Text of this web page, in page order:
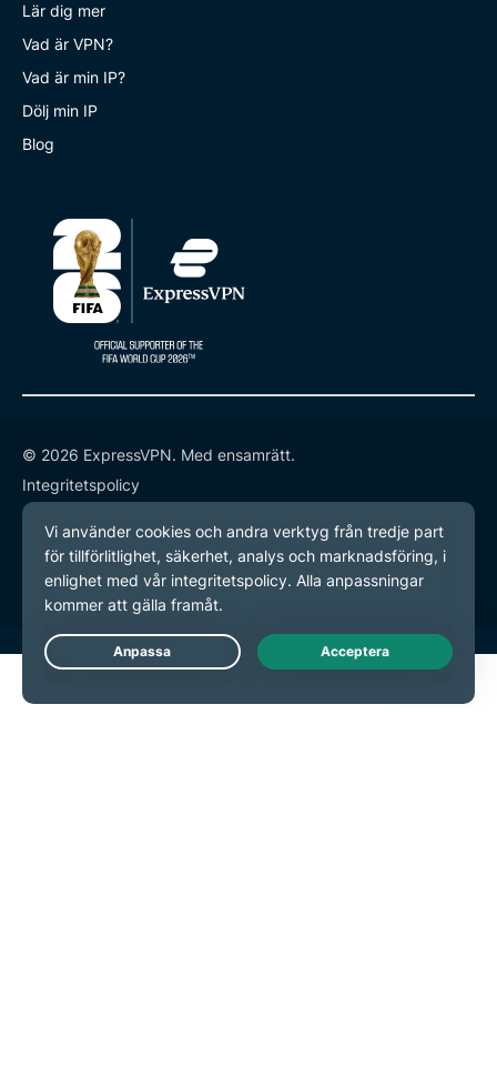
Lär dig mer
Vad är VPN?
Vad är min IP?
Dölj min IP
Blog
© 2026 ExpressVPN. Med ensamrätt.
Integritetspolicy
Användarvillkor
Inställningar för cookies
Live Chat